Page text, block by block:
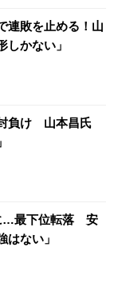
連敗を止める！山
しかない」
負け 山本昌氏
…最下位転落 安
はない」